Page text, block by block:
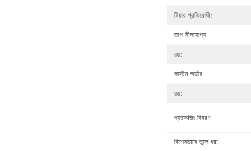
টিয়ার প্রতিরোধী:
তাপ সীলযোগ্য:
রঙ:
কাস্টম অর্ডার:
রঙ:
প্যাকেজিং বিবরণ:
বিশেষভাবে তুলে ধরা: